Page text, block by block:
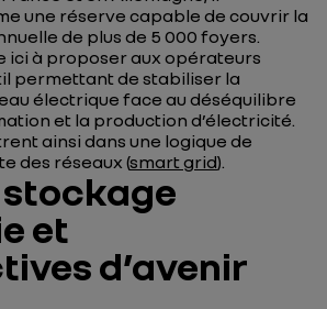
une réserve capable de couvrir la
de plus de 5 000 foyers.
ici à proposer aux opérateurs
permettant de stabiliser la
électrique face au déséquilibre
et la production d’électricité.
ainsi dans une logique de
des réseaux (smart grid).
et
d’avenir